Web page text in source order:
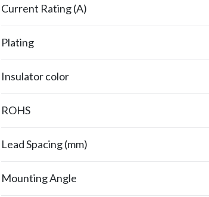
Current Rating (A)
Plating
Insulator color
ROHS
Lead Spacing (mm)
Mounting Angle